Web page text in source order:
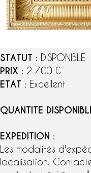
STATUT : DISPONIBLE
PRIX : 2 700 €
ETAT : Excellent
QUANTITE
EXPEDITION :
Les modalités
localisation.